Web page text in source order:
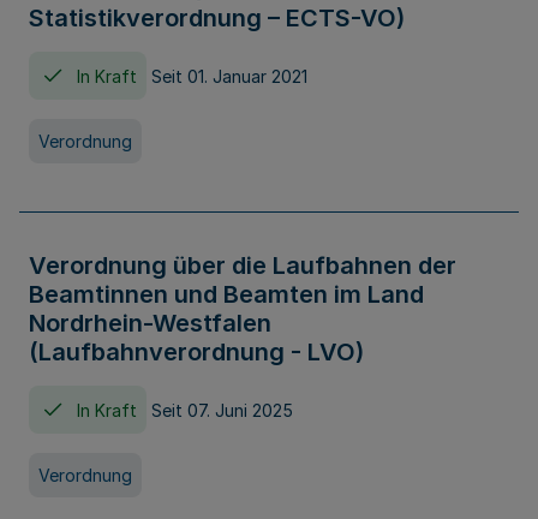
Statistikverordnung – ECTS-VO)
In Kraft Seit 01. Januar 2021
Verordnung
Verordnung über die Laufbahnen der
Beamtinnen und Beamten im Land
Nordrhein-Westfalen
(Laufbahnverordnung - LVO)
In Kraft Seit 07. Juni 2025
Verordnung